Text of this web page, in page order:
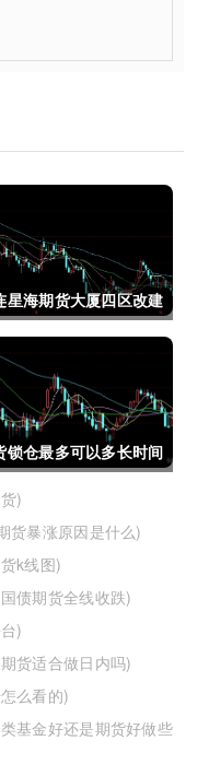
星海期货大厦四区改建
星海广场期货大厦)
锁仓最多可以多长时间
锁仓最多可以多长时
出)
)
货暴涨原因是什么)
k线图)
债期货全线收跌)
)
货适合做日内吗)
么看的)
基金好还是期货好做些